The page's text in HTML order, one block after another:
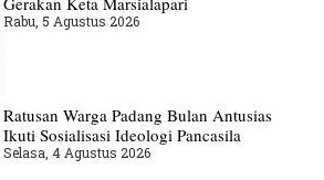
Rabu, 5 Agustus 2026
Ratusan Warga Padang Bulan Antusias
Ikuti Sosialisasi Ideologi Pancasila
Selasa, 4 Agustus 2026